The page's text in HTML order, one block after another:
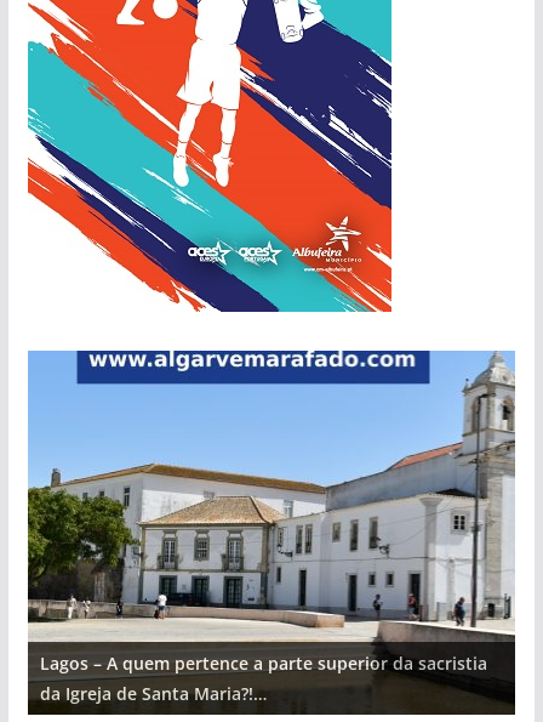
Lagos – A quem pertence a parte superior da sacristia
da Igreja de Santa Maria?!…